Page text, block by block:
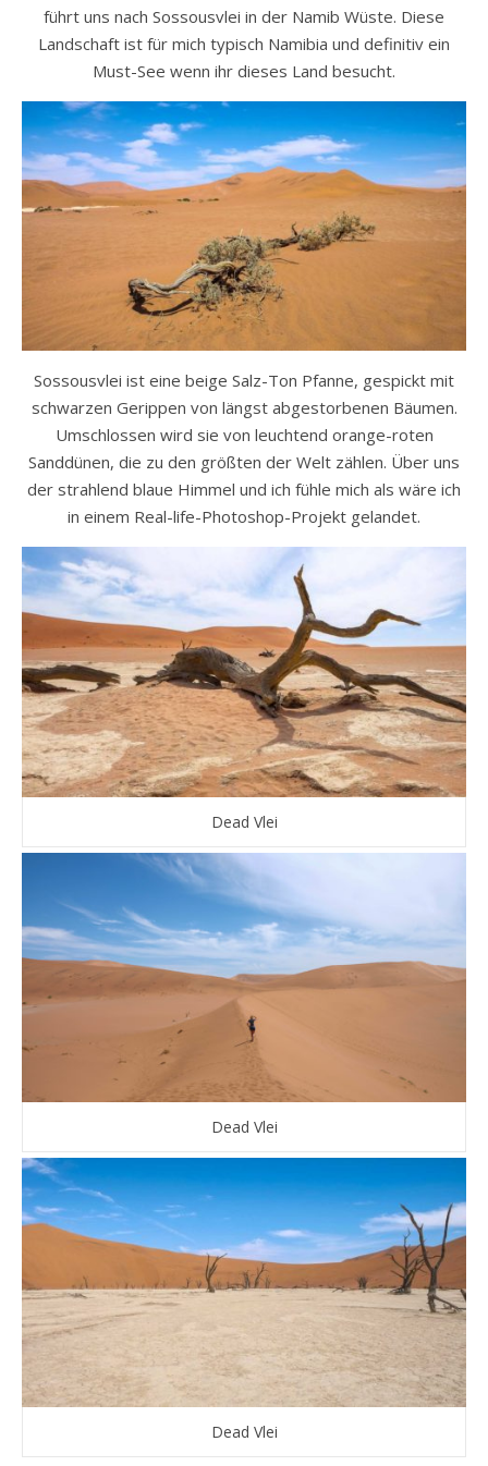
führt uns nach Sossousvlei in der Namib Wüste. Diese
Landschaft ist für mich typisch Namibia und definitiv ein
Must-See wenn ihr dieses Land besucht.
Sossousvlei ist eine beige Salz-Ton Pfanne, gespickt mit
schwarzen Gerippen von längst abgestorbenen Bäumen.
Umschlossen wird sie von leuchtend orange-roten
Sanddünen, die zu den größten der Welt zählen. Über uns
der strahlend blaue Himmel und ich fühle mich als wäre ich
in einem Real-life-Photoshop-Projekt gelandet.
Dead Vlei
Dead Vlei
Dead Vlei